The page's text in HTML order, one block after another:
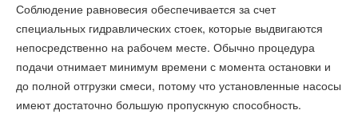
Соблюдение равновесия обеспечивается за счет
специальных гидравлических стоек, которые выдвигаются
непосредственно на рабочем месте. Обычно процедура
подачи отнимает минимум времени с момента остановки и
до полной отгрузки смеси, потому что установленные насосы
имеют достаточно большую пропускную способность.